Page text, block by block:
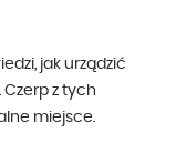
jak urządzić
z tych
miejsce.